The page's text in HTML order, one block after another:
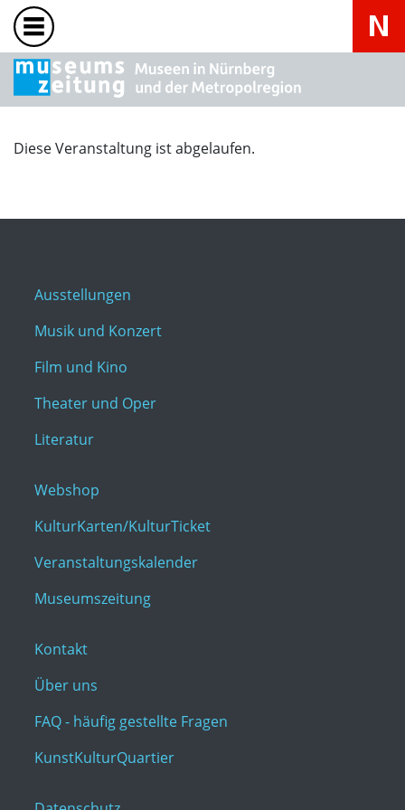
Diese Veranstaltung ist abgelaufen.
Ausstellungen
Musik und Konzert
Film und Kino
Theater und Oper
Literatur
Webshop
KulturKarten/KulturTicket
Veranstaltungskalender
Museumszeitung
Kontakt
Über uns
FAQ - häufig gestellte Fragen
KunstKulturQuartier